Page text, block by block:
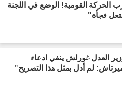
القومية! الوضع في اللجنة
فجأة"
العدل غورلش ينفي ادعاء
لم أدلِ بمثل هذا التصريح"